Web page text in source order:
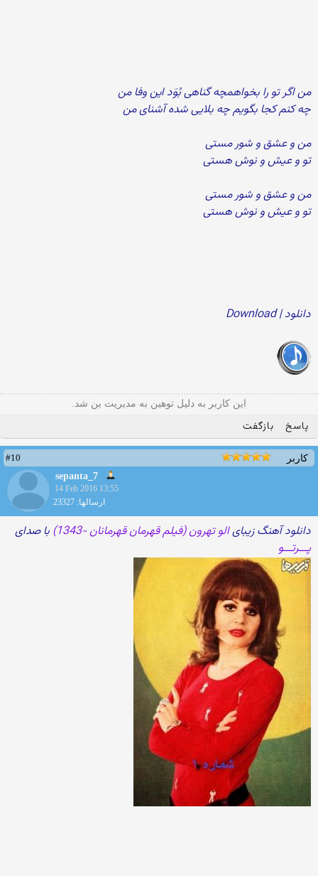
من اگر تو را بخواهمچه گناهی بُوَد این وفا من
چه کنم کجا بگویم چه بلایی شده آشنای من
من و عشق و شور مستی
تو و عیش و نوش هستی
من و عشق و شور مستی
تو و عیش و نوش هستی
دانلود | Download
این کاربر به دلیل توهین به مدیریت بن شد.
پاسخ بازگفت
کاربر
#10
sepanta_7
14 Feb 2016 13:55
ارسالها: 23327
دانلود آهنگ زیبایالو تهرون (فیلم قهرمان قهرمانان -1343)
با صدای
پـــرتـــو